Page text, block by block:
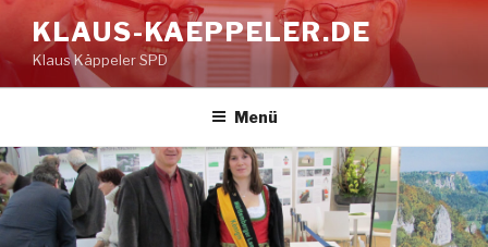
Inhalt
springen
KLAUS-KAEPPELER.DE
Klaus Käppeler SPD
Menü